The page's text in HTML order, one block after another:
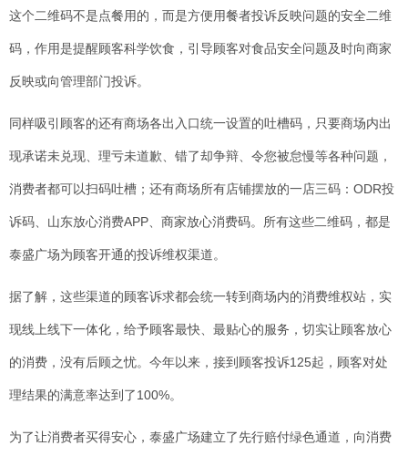
这个二维码不是点餐用的，而是方便用餐者投诉反映问题的安全二维
码，作用是提醒顾客科学饮食，引导顾客对食品安全问题及时向商家
反映或向管理部门投诉。
同样吸引顾客的还有商场各出入口统一设置的吐槽码，只要商场内出
现承诺未兑现、理亏未道歉、错了却争辩、令您被怠慢等各种问题，
消费者都可以扫码吐槽；还有商场所有店铺摆放的一店三码：ODR投
诉码、山东放心消费APP、商家放心消费码。所有这些二维码，都是
泰盛广场为顾客开通的投诉维权渠道。
据了解，这些渠道的顾客诉求都会统一转到商场内的消费维权站，实
现线上线下一体化，给予顾客最快、最贴心的服务，切实让顾客放心
的消费，没有后顾之忧。今年以来，接到顾客投诉125起，顾客对处
理结果的满意率达到了100%。
为了让消费者买得安心，泰盛广场建立了先行赔付绿色通道，向消费